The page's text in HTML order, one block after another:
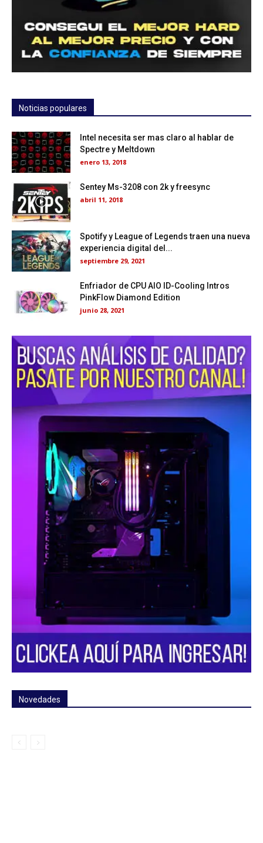
Noticias populares
Intel necesita ser mas claro al hablar de
Spectre y Meltdown
enero 13, 2018
Sentey Ms-3208 con 2k y freesync
abril 11, 2018
Spotify y League of Legends traen una nueva
experiencia digital del...
septiembre 29, 2021
Enfriador de CPU AIO ID-Cooling Intros
PinkFlow Diamond Edition
junio 28, 2021
Novedades